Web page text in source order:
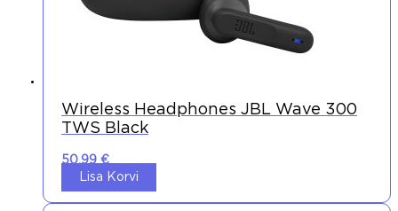
Wireless Headphones JBL Wave 300
TWS Black
50,99 €
Lisa Korvi